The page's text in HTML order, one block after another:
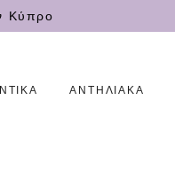
Κύπρο
ΑΝΤΗΛΙΑΚΆ